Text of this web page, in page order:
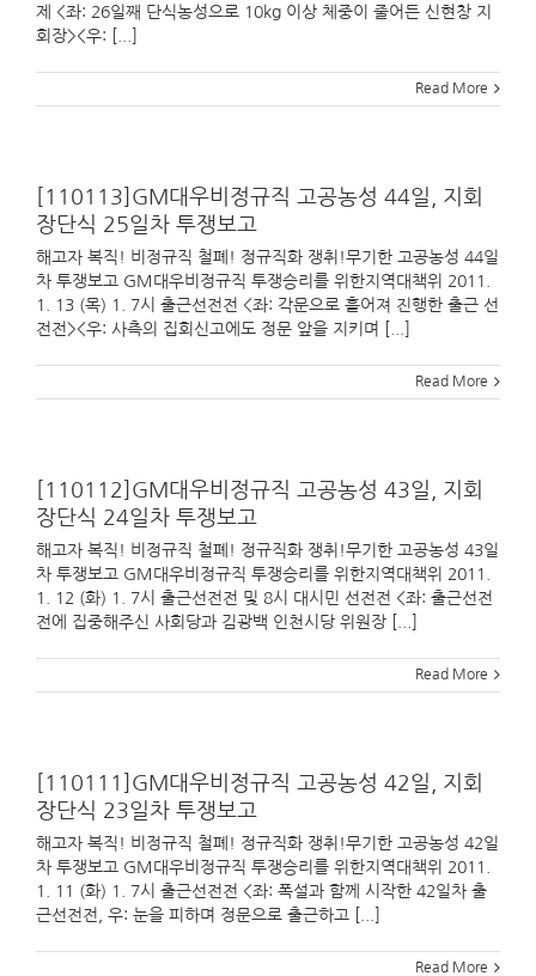
제 <좌: 26일째 단식농성으로 10kg 이상 체중이 줄어든 신현창 지
회장><우: [...]
Read More
[110113]GM대우비정규직 고공농성 44일, 지회
장단식 25일차 투쟁보고
해고자 복직! 비정규직 철폐! 정규직화 쟁취!무기한 고공농성 44일
차 투쟁보고 GM대우비정규직 투쟁승리를 위한지역대책위 2011.
1. 13 (목) 1. 7시 출근선전전 <좌: 각문으로 흩어져 진행한 출근 선
전전><우: 사측의 집회신고에도 정문 앞을 지키며 [...]
Read More
[110112]GM대우비정규직 고공농성 43일, 지회
장단식 24일차 투쟁보고
해고자 복직! 비정규직 철폐! 정규직화 쟁취!무기한 고공농성 43일
차 투쟁보고 GM대우비정규직 투쟁승리를 위한지역대책위 2011.
1. 12 (화) 1. 7시 출근선전전 및 8시 대시민 선전전 <좌: 출근선전
전에 집중해주신 사회당과 김광백 인천시당 위원장 [...]
Read More
[110111]GM대우비정규직 고공농성 42일, 지회
장단식 23일차 투쟁보고
해고자 복직! 비정규직 철폐! 정규직화 쟁취!무기한 고공농성 42일
차 투쟁보고 GM대우비정규직 투쟁승리를 위한지역대책위 2011.
1. 11 (화) 1. 7시 출근선전전 <좌: 폭설과 함께 시작한 42일차 출
근선전전, 우: 눈을 피하며 정문으로 출근하고 [...]
Read More